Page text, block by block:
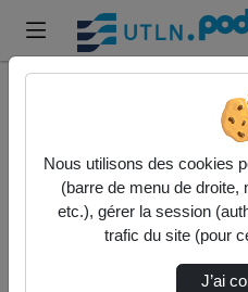
1270 vidéos
Audio Vidéo
Nous utilisons des cookies
(barre de menu de
etc.), gérer la session
trafic du site (pour
J’ai